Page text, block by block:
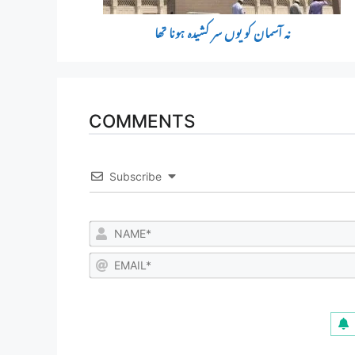
نہ آسمان کو یوں سر کشیدہ ہونا تھا
COMMENTS
Subscribe